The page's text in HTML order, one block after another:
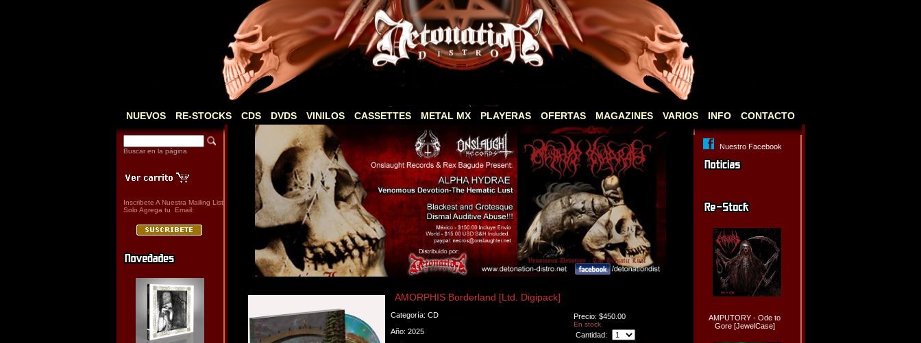
NUEVOS RE-STOCKS CDS DVDS VINILOS CASSETTES METAL MX PLAYERAS OFERTAS MAGAZINES VARIOS INFO CONTACTO
Buscar en la página
Inscribete A Nuestra Mailing List
Solo Agrega tu Email:
Precio: $450.00
En stock
Cantidad:
AMORPHIS Borderland [Ltd. Digipack]
Categoría: CD
Año: 2025
Nuestro Facebook
AMPUTORY - Ode to
Gore [JewelCase]